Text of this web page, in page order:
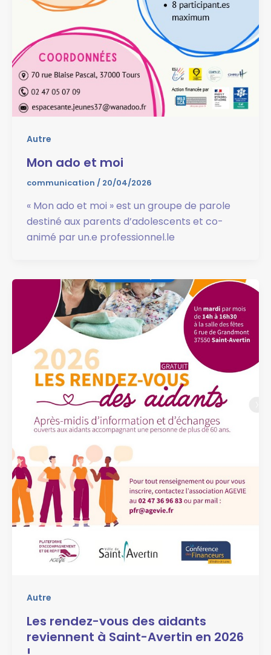
Autre
Mon ado et moi
communication / 20/04/2026
« Mon ado et moi » est un groupe de parole
destiné aux parents d’adolescents et co-
animé par un.e professionnel.le
Autre
Les rendez-vous des aidants
reviennent à Saint-Avertin en 2026